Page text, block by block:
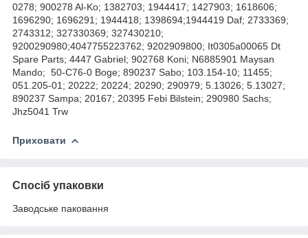
0278; 900278 Al-Ko; 1382703; 1944417; 1427903; 1618606;
1696290; 1696291; 1944418; 1398694;1944419 Daf; 2733369;
2743312; 327330369; 327430210;
9200290980;4047755223762; 9202909800; It0305a00065 Dt
Spare Parts; 4447 Gabriel; 902768 Koni; N6885901 Maysan
Mando; 50-C76-0 Boge; 890237 Sabo; 103.154-10; 11455;
051.205-01; 20222; 20224; 20290; 290979; 5.13026; 5.13027;
890237 Sampa; 20167; 20395 Febi Bilstein; 290980 Sachs;
Jhz5041 Trw
Приховати
Спосіб упаковки
Заводське паковання